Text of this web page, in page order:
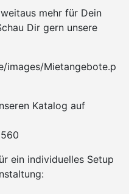
mehr für Dein
Dir gern unsere
images/Mietangebote.p
Katalog auf
ein individuelles Setup